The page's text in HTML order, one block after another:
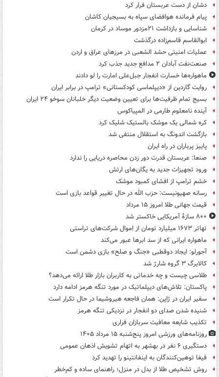
دشان از دست عربستان فرار کرد
پیام فرمانده هوافضای سپاه به بسیجیان کاشان
شناسایی و بازداشت ۲۱مزدور موساد در کرمان
ابوالقاسم قاسم‌زاده درگذشت
عملیات امنیتی حشد الشعبی در مرزهای عراق و اردن
صنعت‌نفت آبادان ۲ مدافع جدید جذب کرد
ماهواره‌ها خسارت انفجار جبل‌علی امارت را لو دادند
روایت گاردین از «دیپلماسی کودکستانی» ترامپ در برابر ایران
بسیج تمام ظرفیت‌ها برای تعیین وضعیت دیگر خلبانان سوخو ۲۴ ایران
آینده نامعلوم طارمی در المپیاکوس
کره شمالی یک موشک بالستیک شلیک کرد
بازگشت اندونگ به استقلال منتفی شد
پاییز پرباران در راه ایران
صنعا: عربستان قدرت دور زدن محاصره دریایی را ندارد
ورود تجهیزات جدید به یگان‌های ارتش
خشم ترامپ از افشای کمبود موشک
رسانه صهیونیست: حزب الله در حال تغییر قواعد بازی است
قیمت جهانی طلا امروز ۱۵ مرداد
۸۰۰ سازۀ آمریکایی خاکستر شد
تهاتر ۱۶۷۳ میلیارد تومان از اموال شرکت‌های تراستی
ماهواره ایرانی که از سد ابرها عبور می‌کند
آجورلو: ایجاد دوقطبی «جنگ و صلح‌» بازی دشمن است
کالابرگ ۳ گروه شارژ شد
طلاسی چیست و چه خدماتی به کاربران بازار طلا ارائه می‌دهد؟
پاکستان: تلاش‌های دیپلماتیک در مورد تنگه هرمز ادامه دارد
سفیر ایران در ژاپن: همان فاجعه هیروشیما در حال تکرار است
شنیده شدن صدای دو انفجار در نزدیکی تنگه هرمز
تکذیب شایعه معافیت سربازان فراری
روزنامه‌های ورزشی امروز پنج‌شنبه ۱۵ مرداد ۱۴۰۵
دستگیری ۶ نفر در بهشهر به اتهام تشویش اذهان عمومی
فیفا توهین‌کنندگان به اینفانتینو را تهدید کرد
روش تشخیص طلا از بدل در منزل؛ راهنمای ساده و کم‌خطر